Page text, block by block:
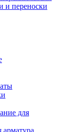
и переноски
для
арматура